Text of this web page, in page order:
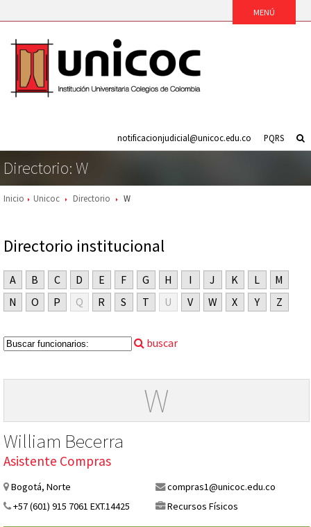
PQRS
notificacionjudicial@unicoc.edu.co
Directorio: W
Inicio Unicoc Directorio W
Directorio institucional
A B C D E F G H I J K L
M
N
O P Q R S T U V W X Y Z
buscar
W
William Becerra
Asistente Compras
Bogotá, Norte
compras1@unicoc.edu.co
+57 (601) 915 7061 EXT.14425
Recursos Físicos